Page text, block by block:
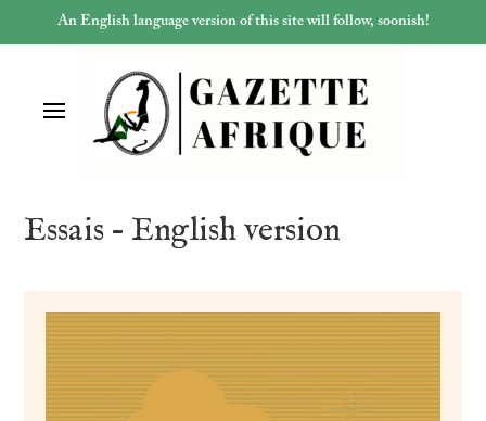
An English language version of this site will follow, soonish!
Essais – English version